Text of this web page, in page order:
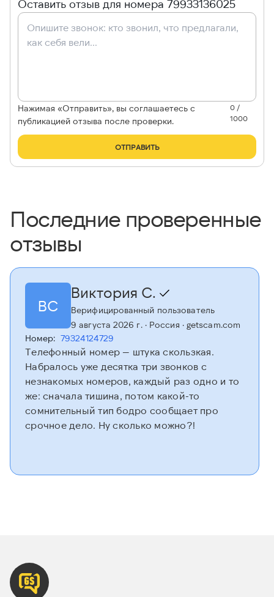
Оставить отзыв для номера 79933136025
Нажимая «Отправить», вы соглашаетесь с
публикацией отзыва после проверки.
0 /
1000
ОТПРАВИТЬ
Последние проверенные
отзывы
ВС
Виктория С.
Верифицированный пользователь
9 августа 2026 г.· Россия · getscam.com
Номер: 79324124729
Телефонный номер — штука скользкая.
Набралось уже десятка три звонков с
незнакомых номеров, каждый раз одно и то
же: сначала тишина, потом какой-то
сомнительный тип бодро сообщает про
срочное дело. Ну сколько можно?!